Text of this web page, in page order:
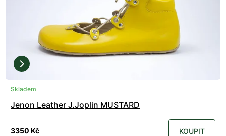
Skladem
Jenon Leather J.Joplin MUSTARD
3350 Kč KOUPIT